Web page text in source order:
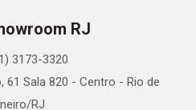
RJ
3173-3320
61 Sala 820 - Centro - Rio de
RJ